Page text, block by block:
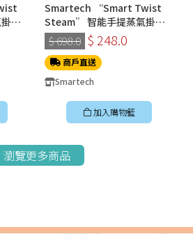
燙
Smartech “Smart Twist
Steam” 智能手提蒸氣掛燙
機 (SS-8108)
$ 698.0 $ 248.0
商戶直送
Smartech
加入購物籃
瀏覽更多商品